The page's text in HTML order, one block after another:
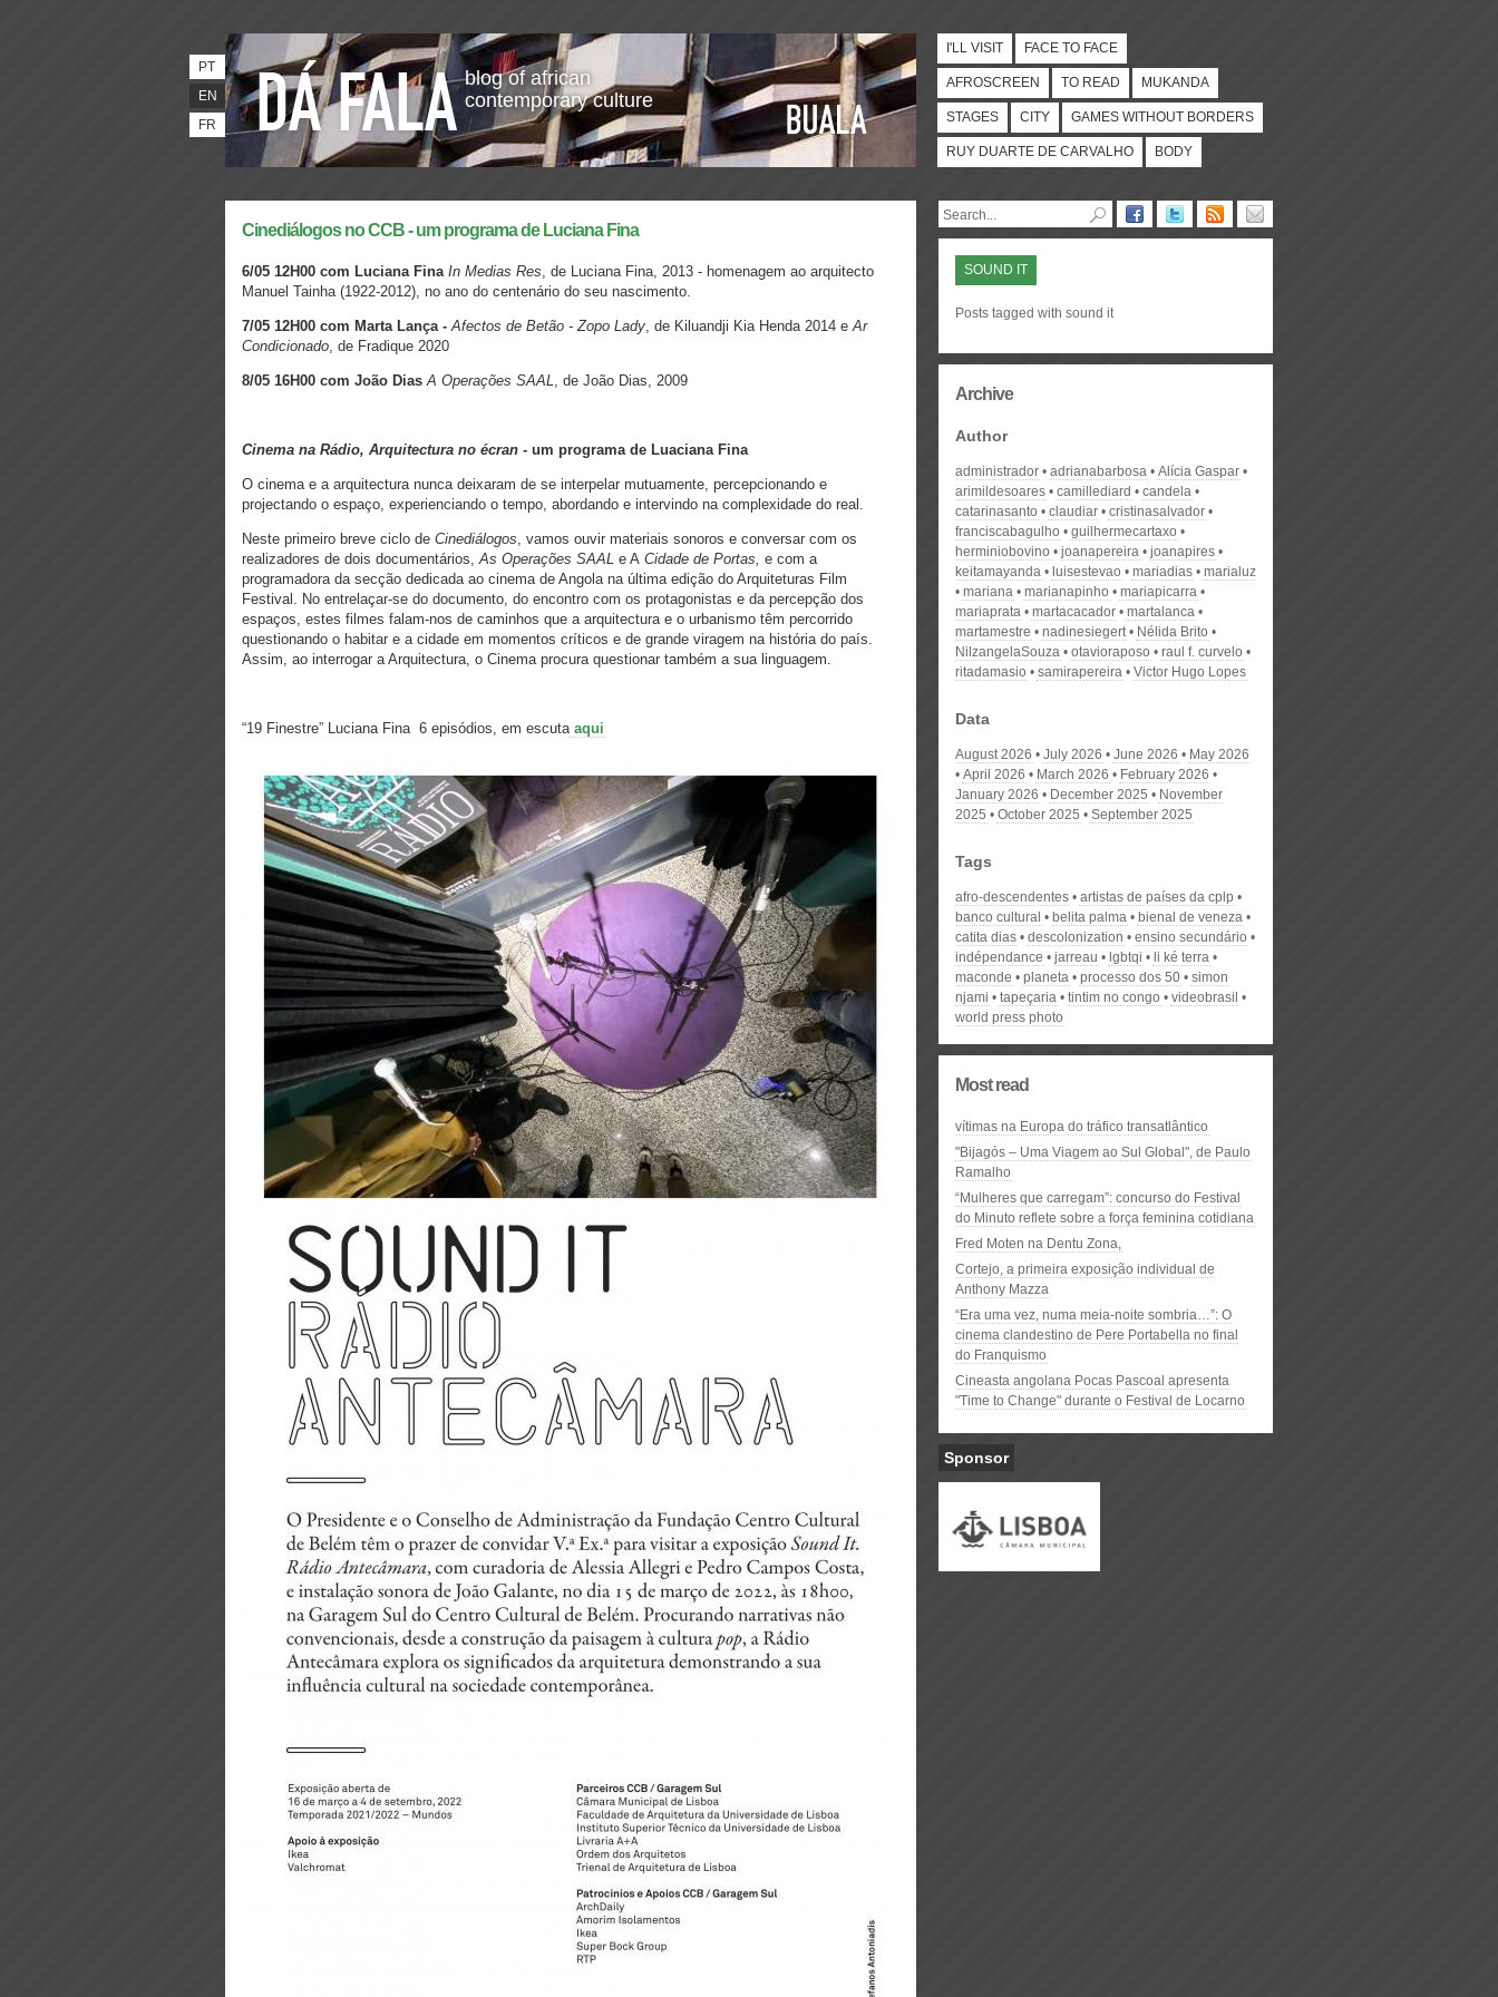
blog of african
contemporary culture
PT
EN
FR
I'LL VISIT FACE TO FACE
AFROSCREEN TO READ MUKANDA
STAGES CITY GAMES WITHOUT BORDERS
RUY DUARTE DE CARVALHO BODY
Cinediálogos no CCB - um programa de Luciana Fina
6/05 12H00 com Luciana Fina In Medias Res, de Luciana Fina, 2013 - homenagem ao arquitecto
Manuel Tainha (1922-2012), no ano do centenário do seu nascimento.
7/05 12H00 com Marta Lança - Afectos de Betão - Zopo Lady, de Kiluandji Kia Henda 2014 eAr
Condicionado, de Fradique 2020
8/05 16H00 com João DiasA Operações SAAL, de João Dias, 2009
Cinema na Rádio, Arquitectura no écran - um programa de Luaciana Fina
O cinema e a arquitectura nunca deixaram de se interpelar mutuamente, percepcionando e
projectando o espaço, experienciando o tempo, abordando e intervindo na complexidade do real.
Neste primeiro breve ciclo de Cinediálogos, vamos ouvir materiais sonoros e conversar com os
realizadores de dois documentários,As Operações SAAL e A Cidade de Portas, e com a
programadora da secção dedicada ao cinema de Angola na última edição do Arquiteturas Film
Festival. No entrelaçar-se do documento, do encontro com os protagonistas e da percepção dos
espaços, estes filmes falam-nos de caminhos que a arquitectura e o urbanismo têm percorrido
questionando o habitar e a cidade em momentos críticos e de grande viragem na história do país.
Assim, ao interrogar a Arquitectura, o Cinema procura questionar também a sua linguagem.
“19 Finestre” Luciana Fina 6 episódios, em escutaaqui
SOUND IT
Posts tagged with sound it
Archive
Author
administrador adrianabarbosa
Alícia Gaspar
arimildesoares
camillediard
candela
catarinasanto
claudiar
cristinasalvador
franciscabagulho
guilhermecartaxo
herminiobovino
joanapereira
joanapires
keitamayanda
luisestevao mariadias
marialuz
mariana
marianapinho
mariapicarra
mariaprata
martacacador
martalanca
martamestre
nadinesiegert
Nélida Brito
NilzangelaSouza
otavioraposo
raul f. curvelo
ritadamasio
samirapereira Victor Hugo Lopes
Data
August 2026 July 2026 June 2026
May 2026
April 2026
March 2026
February 2026
January 2026
December 2025
November
2025
October 2025 September 2025
Tags
afro-descendentes
artistas de países da cplp
banco cultural
belita palma
bienal de veneza
catita dias
descolonization
ensino secundário
indépendance
jarreau lgbtqi
li ké terra
maconde
planeta processo dos 50
simon
njami
tapeçaria tintim no congo
videobrasil
world press photo
Most read
vítimas na Europa do tráfico transatlântico
"Bijagós – Uma Viagem ao Sul Global", de Paulo
Ramalho
“Mulheres que carregam”: concurso do Festival
do Minuto reflete sobre a força feminina cotidiana
Fred Moten na Dentu Zona,
Cortejo, a primeira exposição individual de
Anthony Mazza
“Era uma vez, numa meia-noite sombria…”: O
cinema clandestino de Pere Portabella no final
do Franquismo
Cineasta angolana Pocas Pascoal apresenta
"Time to Change" durante o Festival de Locarno
Sponsor